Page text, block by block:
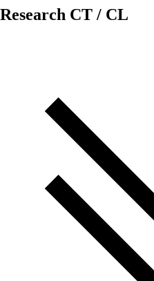
Research CT / CL